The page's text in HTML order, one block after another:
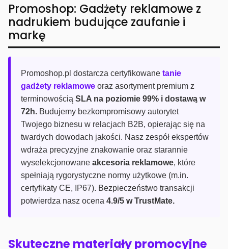
Promoshop: Gadżety reklamowe z
nadrukiem budujące zaufanie i
markę
Promoshop.pl dostarcza certyfikowane tanie
gadżety reklamowe oraz asortyment premium z
terminowością SLA na poziomie 99% i dostawą w
72h. Budujemy bezkompromisowy autorytet
Twojego biznesu w relacjach B2B, opierając się na
twardych dowodach jakości. Nasz zespół ekspertów
wdraża precyzyjne znakowanie oraz starannie
wyselekcjonowane akcesoria reklamowe, które
spełniają rygorystyczne normy użytkowe (m.in.
certyfikaty CE, IP67). Bezpieczeństwo transakcji
potwierdza nasz ocena 4.9/5 w TrustMate.
Skuteczne materiały promocyjne